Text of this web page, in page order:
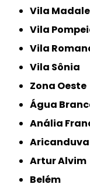
Vila
Vila
Vila
Vila Sônia
Zona Oeste
Água
Anália
Aricanduva
Artur Alvim
Belém